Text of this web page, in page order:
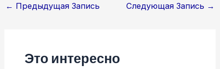
Навигация
← Предыдущая Запись Следующая Запись →
Это интересно